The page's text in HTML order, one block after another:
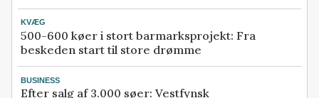
KVÆG
500-600 køer i stort barmarksprojekt: Fra
beskeden start til store drømme
BUSINESS
Efter salg af 3.000 søer: Vestfynsk